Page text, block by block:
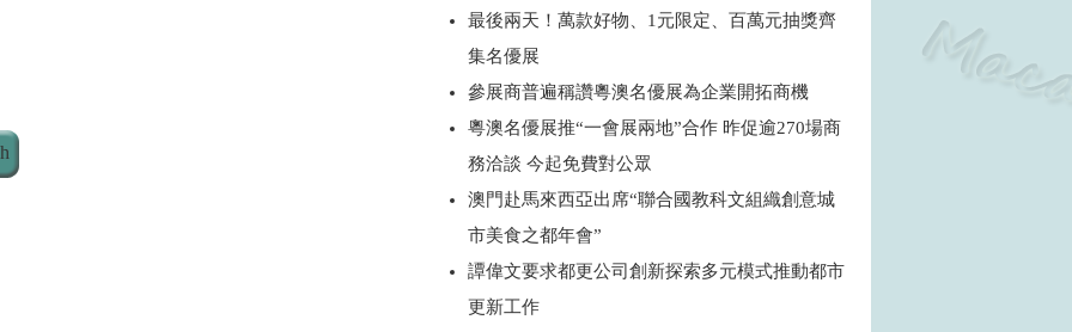
最後兩天！萬款好物、1元限定、百萬元抽獎齊
集名優展
參展商普遍稱讚粵澳名優展為企業開拓商機
粵澳名優展推“一會展兩地”合作 昨促逾270場商
務洽談 今起免費對公眾
澳門赴馬來西亞出席“聯合國教科文組織創意城
市美食之都年會”
譚偉文要求都更公司創新探索多元模式推動都市
更新工作